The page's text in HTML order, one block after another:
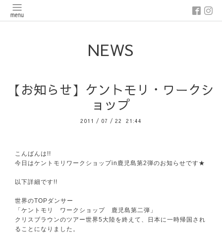
NEWS
【お知らせ】ケントモリ・ワークシ
ョップ
2011 / 07 / 22 21:44
こんばんは!!
今日はケントモリワークショップin鹿児島第2弾のお知らせです★
以下詳細です!!
世界のTOPダンサー
「ケントモリ ワークショップ 鹿児島第二弾」
クリスブラウンのツアー世界5大陸を終えて、日本に一時帰国され
ることになりました。